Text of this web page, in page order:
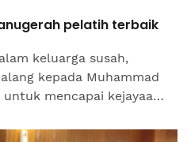
pelatih terbaik
keluarga susah,
kepada Muhammad
mencapai kejayaan